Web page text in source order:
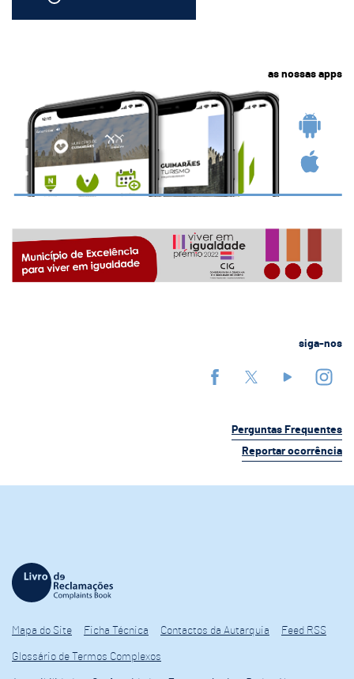
as nossas apps
siga-nos
Perguntas Frequentes
Reportar ocorrência
Mapa do Site Ficha Técnica Contactos da Autarquia Feed RSS
Glossário de Termos Complexos